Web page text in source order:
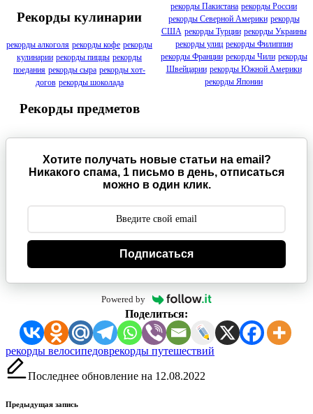
Рекорды кулинарии
рекорды алкоголя рекорды кофе рекорды
кулинарии рекорды пиццы рекорды
поедания рекорды сыра рекорды хот-
догов рекорды шоколада
Рекорды предметов
рекорды Пакистана рекорды России
рекорды Северной Америки рекорды
США рекорды Турции рекорды Украины
рекорды улиц рекорды Филиппин
рекорды Франции рекорды Чили рекорды
Швейцарии рекорды Южной Америки
рекорды Японии
Хотите получать новые статьи на email?
Никакого спама, 1 письмо в день, отписаться
можно в один клик.
Подписаться
Powered by
Поделиться:
Метки:
рекорды велосипедоврекорды путешествий
Последнее обновление на 12.08.2022
Навигация
Предыдущая запись